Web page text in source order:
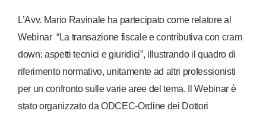
L’Avv. Mario Ravinale ha partecipato come relatore al
Webinar “La transazione fiscale e contributiva con cram
down: aspetti tecnici e giuridici”, illustrando il quadro di
riferimento normativo, unitamente ad altri professionisti
per un confronto sulle varie aree del tema. Il Webinar è
stato organizzato da ODCEC-Ordine dei Dottori